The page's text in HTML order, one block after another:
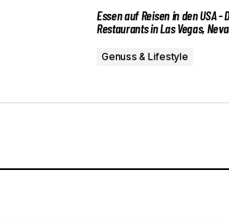
Essen auf Reisen in den USA -
Restaurants in Las Vegas,
Genuss & Lifestyle